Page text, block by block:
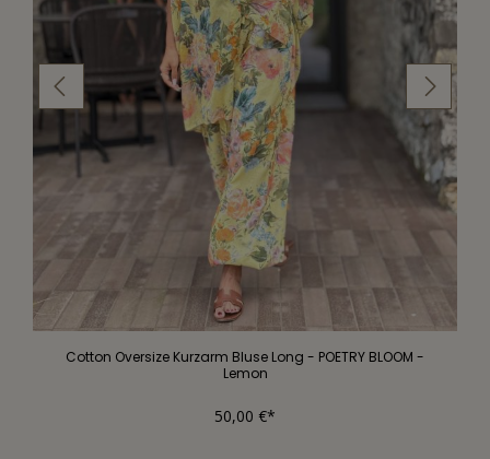
Cotton Oversize Kurzarm Bluse Long - POETRY BLOOM -
Lemon
50,00 €*